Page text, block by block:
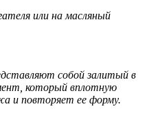
или на масляный
собой залитый в
который вплотную
и повторяет ее форму.